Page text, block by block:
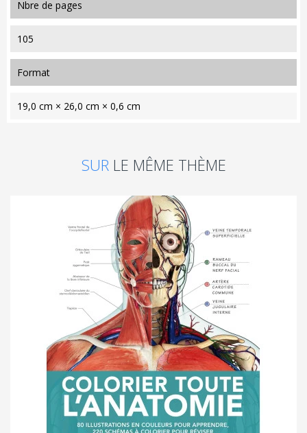
nbre de pages
105
format
19,0 cm × 26,0 cm × 0,6 cm
SUR LE MÊME THÈME